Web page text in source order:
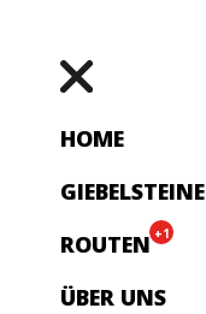
HOME
GIEBELSTEINE
ROUTEN +1
ÜBER UNS